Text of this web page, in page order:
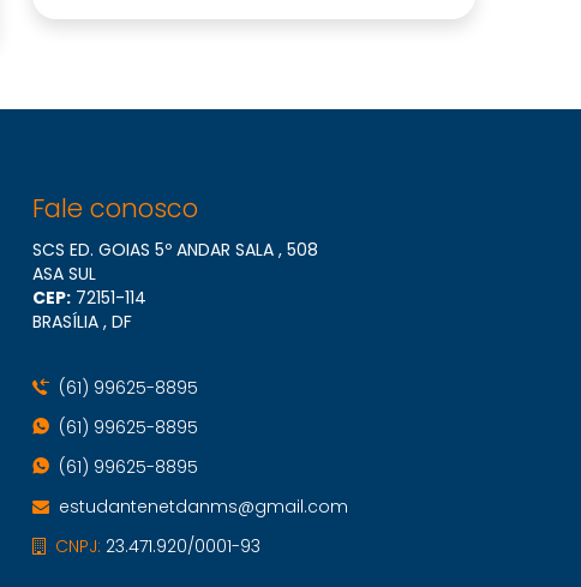
Fale conosco
SCS ED. GOIAS 5º ANDAR SALA , 508
ASA SUL
CEP:72151​-114
BRASÍLIA , DF
(61) 99625-8895
(61) 99625-8895
(61) 99625-8895
estudantenetdanms@gmail.com
CNPJ: 23.471.920/0001-93